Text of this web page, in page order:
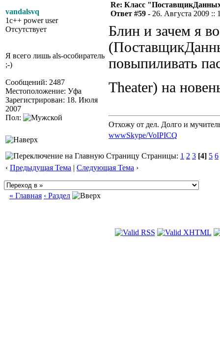
vandalsvq
1c++ power user
Отсутствует
Я всего лишь als-особиратель
;-)
Сообщений: 2487
Местоположение: Уфа
Зарегистрирован: 18. Июля
2007
Пол:
Re: Класс
Ответ #59 - 26. Августа 2009 ::
Блин и зачем я
повыпиливать
Theater) на
Отхожу от дел. Долго и
wwwSkype/VoIPICQ
Страницы: 1 2 3 [4] 5 6
‹ Предыдущая Тема | Следующая Тема ›
« Главная ‹ Раздел